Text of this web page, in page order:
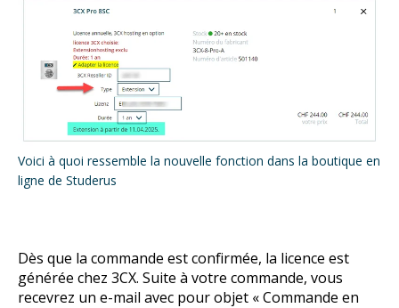
Voici à quoi ressemble la nouvelle fonction dans la boutique en
ligne de Studerus
Dès que la commande est confirmée, la licence est
générée chez 3CX. Suite à votre commande, vous
recevrez un e-mail avec pour objet « Commande en